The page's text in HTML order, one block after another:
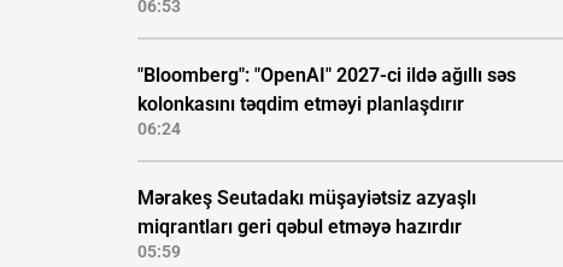
06:53
"Bloomberg": "OpenAI" 2027-ci ildə ağıllı səs
kolonkasını təqdim etməyi planlaşdırır
06:24
Mərakeş Seutadakı müşayiətsiz azyaşlı
miqrantları geri qəbul etməyə hazırdır
05:59